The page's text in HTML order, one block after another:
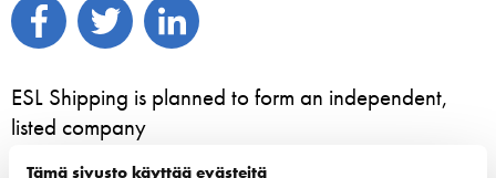
Tämä sivusto käyttää evästeitä
ESL Shipping is planned to form an independent,
listed company